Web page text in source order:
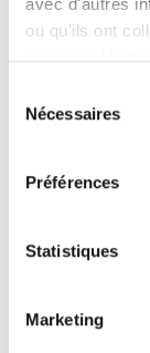
ou qu'ils ont
Nécessaires
Préférences
Statistiques
Marketing